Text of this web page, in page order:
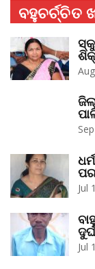
ବହୁଚର୍ଚ୍ଚିତ
Jul
Jul